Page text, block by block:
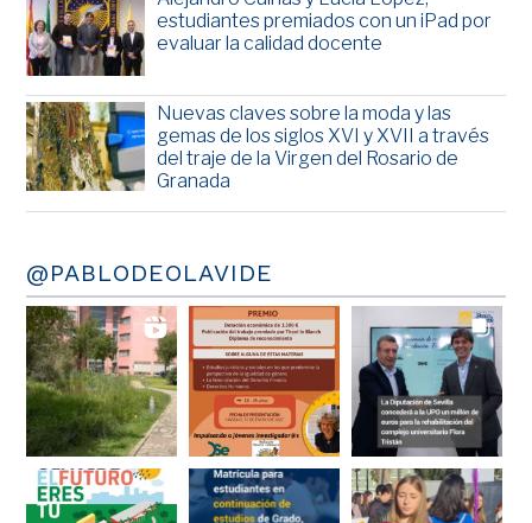
estudiantes premiados con un iPad por
evaluar la calidad docente
Nuevas claves sobre la moda y las
gemas de los siglos XVI y XVII a través
del traje de la Virgen del Rosario de
Granada
@PABLODEOLAVIDE